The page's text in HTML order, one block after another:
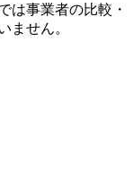
は事業者の比較・
ません。